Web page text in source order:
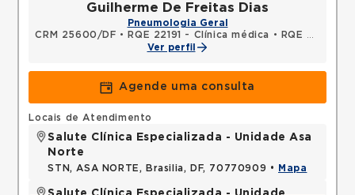
Guilherme De Freitas Dias
Pneumologia Geral
CRM 25600/DF • RQE 22191 - Clínica médica •
RQE 25493 - Pneumologia
Ver perfil
Agende uma consulta
Locais de Atendimento
Salute Clínica Especializada - Unidade Asa
Norte
STN, ASA NORTE, Brasilia, DF, 70770909 • Mapa